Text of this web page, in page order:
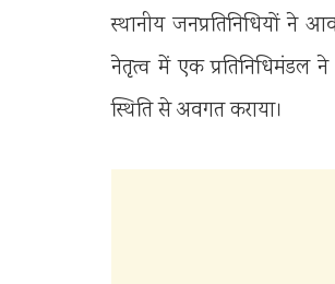
स्थानीय जनप्रतिनिधियों ने
नेतृत्व में एक प्रतिनिधिमंडल
स्थिति से अवगत कराया।